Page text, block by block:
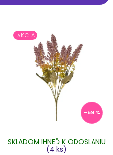
AKCIA
–59 %
SKLADOM IHNEĎ K ODOSLANIU
(4 ks)